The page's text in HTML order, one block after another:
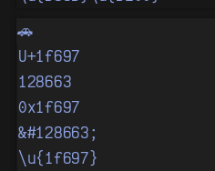
🚗
U+1f697
128663
0x1f697
&#128663;
\u{1f697}